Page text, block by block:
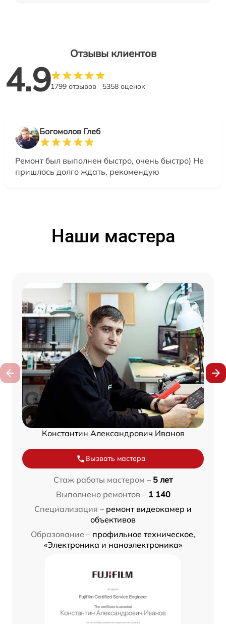
Отзывы клиентов
4.91799 отзывов 5358 оценок
Богомолов Глеб
Ремонт был выполнен быстро, очень быстро) Не
пришлось долго ждать, рекомендую
Наши мастера
Константин Александрович Иванов
Вызвать мастера
Стаж работы мастером – 5 лет
Выполнено ремонтов – 1 140
Специализация – ремонт видеокамер и
объективов
Образование – профильное техническое,
«Электроника и наноэлектроника»